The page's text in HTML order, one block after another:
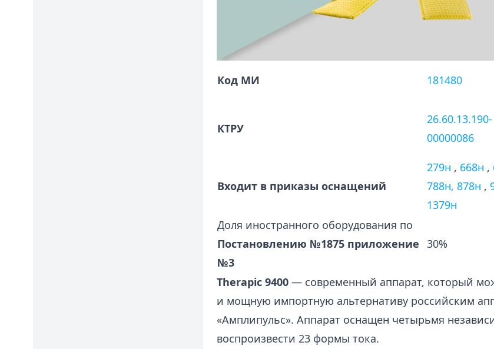
Код МИ 181480
КТРУ
26.60.13.190-
00000086
Входит в приказы оснащений
279н , 668н ,
788н, 878н ,
1379н
Доля иностранного оборудования по
Постановлению №1875 приложение
№3
30%
Therapic 9400 — современный аппарат, который
и мощную импортную альтернативу российским
«Амплипульс». Аппарат оснащен четырьмя
воспроизвести 23 формы тока.